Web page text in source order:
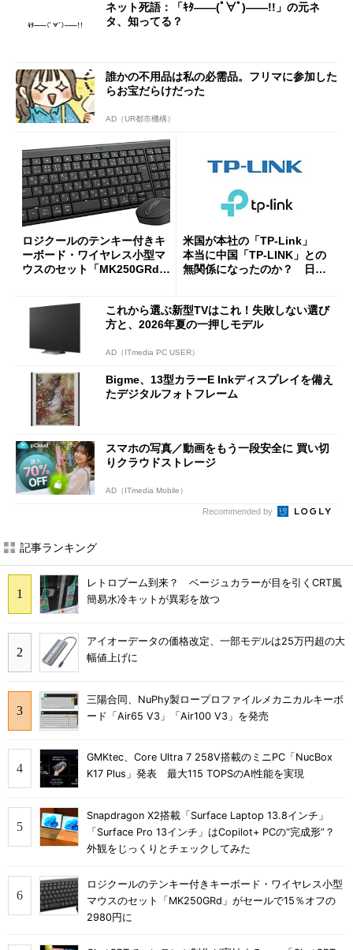
ネット死語：「ｷﾀ――(ﾟ∀ﾟ)――!!」の元ネ
タ、知ってる？
誰かの不用品は私の必需品。フリマに参加した
らお宝だらけだった
AD（UR都市機構）
ロジクールのテンキー付きキ
ーボード・ワイヤレス小型マ
ウスのセット「MK250GRd」
米国が本社の「TP-Link」
本当に中国「TP-LINK」との
無関係になったのか？ 日本
これから選ぶ新型TVはこれ！失敗しない選び
方と、2026年夏の一押しモデル
AD（ITmedia PC USER）
Bigme、13型カラーE Inkディスプレイを備え
たデジタルフォトフレーム
スマホの写真／動画をもう一段安全に 買い切
りクラウドストレージ
AD（ITmedia Mobile）
Recommended by
記事ランキング
レトロブーム到来？ ベージュカラーが目を引くCRT風
簡易水冷キットが異彩を放つ
アイオーデータの価格改定、一部モデルは25万円超の大
幅値上げに
三陽合同、NuPhy製ロープロファイルメカニカルキーボ
ード「Air65 V3」「Air100 V3」を発売
GMKtec、Core Ultra 7 258V搭載のミニPC「NucBox
K17 Plus」発表 最大115 TOPSのAI性能を実現
Snapdragon X2搭載「Surface Laptop 13.8インチ」
「Surface Pro 13インチ」はCopilot+ PCの“完成形”？
外観をじっくりとチェックしてみた
ロジクールのテンキー付きキーボード・ワイヤレス小型
マウスのセット「MK250GRd」がセールで15％オフの
2980円に